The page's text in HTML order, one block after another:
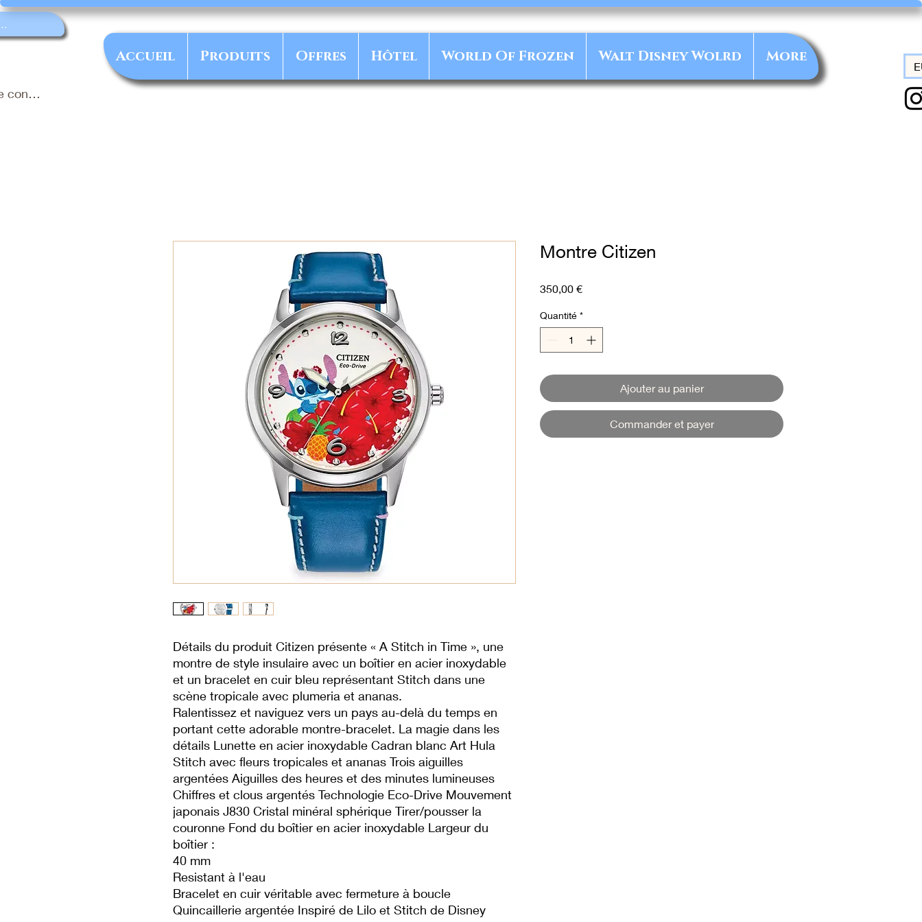
Accueil Produits Offres Hôtel World Of Frozen Walt Disney Wolrd More
connecter
Détails du produit Citizen présente « A Stitch in Time », une
montre de style insulaire avec un boîtier en acier inoxydable
et un bracelet en cuir bleu représentant Stitch dans une
scène tropicale avec plumeria et ananas.
Ralentissez et naviguez vers un pays au-delà du temps en
portant cette adorable montre-bracelet. La magie dans les
détails Lunette en acier inoxydable Cadran blanc Art Hula
Stitch avec fleurs tropicales et ananas Trois aiguilles
argentées Aiguilles des heures et des minutes lumineuses
Chiffres et clous argentés Technologie Eco-Drive Mouvement
japonais J830 Cristal minéral sphérique Tirer/pousser la
couronne Fond du boîtier en acier inoxydable Largeur du
boîtier :
40 mm
Resistant à l'eau
Bracelet en cuir véritable avec fermeture à boucle
Quincaillerie argentée Inspiré de Lilo et Stitch de Disney
Montre Citizen
350,00 €Prix
Quantité *
Ajouter au panier
Commander et payer